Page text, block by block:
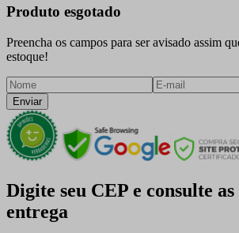
Produto esgotado
Preencha os campos para ser avisado assim
estoque!
Enviar
Digite seu CEP e consulte as
entrega